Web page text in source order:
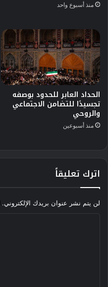
منذ أسبوع واحد
الحداد العابر للحدود بوصفه
تجسيدًا للتضامن الاجتماعي
والروحي
منذ أسبوعين
اترك تعليقاً
لن يتم نشر عنوان بريدك الإلكتروني.